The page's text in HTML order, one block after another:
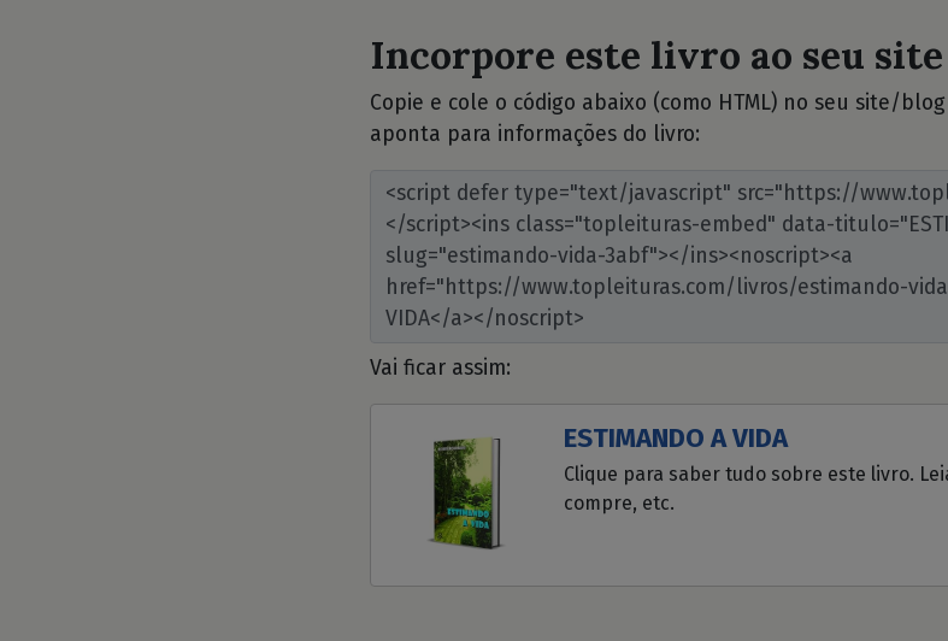
Incorpore este livro ao seu
Copie e cole o código abaixo (como HTML) no seu site/
aponta para informações do livro:
Vai ficar assim:
ESTIMANDO A VIDA
Clique para saber tudo sobre este livro.
compre, etc.